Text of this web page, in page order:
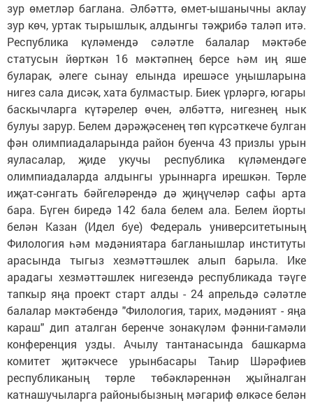
зур өмет­ләр баглана. Әлбәттә, өмет-ышанычны аклау
зур көч, уртак тырышлык, алдынгы тәҗ­рибә таләп итә.
Республика күләмендә сәләтле балалар мәктәбе
статусын йөрткән 16 мәктәпнең берсе һәм иң яше
буларак, әлеге сынау елында ирешәсе уңышларына
нигез сала дисәк, хата булмастыр. Биек үрләргә, югары
баскычларга күтә­релер өчен, әлбәттә, ни­гез­нең нык
булуы зарур. Белем дәрәҗәсенең төп күрсәткече булган
фән олимпиадаларында район буенча 43 приз­лы урын
яуласалар, җи­де укучы республика күлә­мендәге
олимпиадаларда алдынгы урыннарга ирешкән. Төрле
иҗат-сәнгать бәйгеләрендә дә җиңүчеләр сафы арта
бара. Бүген биредә 142 бала белем ала. Белем йорты
белән Казан (Идел буе) Федераль университетының
Филология һәм мәдәниятара багланышлар институты
арасында тыгыз хезмәттәшлек алып барыла. Ике
арадагы хезмәттәшлек нигезендә республикада тәүге
тапкыр яңа проект старт алды - 24 апрельдә сәләтле
балалар мәктәбендә "Филология, тарих, мәдәният - яңа
караш" дип аталган беренче зонакүләм фәнни-гамәли
конференция узды. Ачылу тантанасында башкарма
комитет җитәкчесе урынбасары Таһир Шәрә­фиев
республиканың төр­ле төбәкләреннән җый­нал­ган
катнашучыларга районыбызның мәгариф өлкәсе белән